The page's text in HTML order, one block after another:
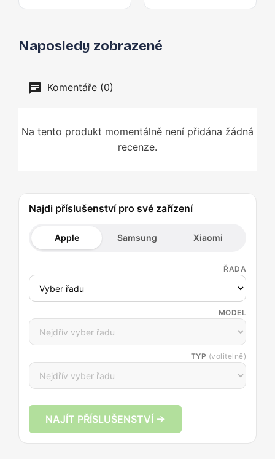
Naposledy zobrazené
Komentáře (0)
Na tento produkt momentálně není přidána žádná
recenze.
Najdi příslušenství pro své zařízení
Apple Samsung Xiaomi
ŘADA
MODEL
TYP (volitelně)
NAJÍT PŘÍSLUŠENSTVÍ →